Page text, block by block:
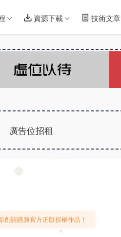
資源下載 技術文章
廣告位招租
創請購買官方正版授權作品！